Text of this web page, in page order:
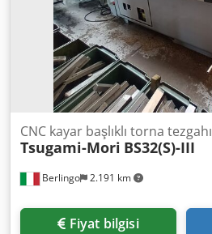
Berlingo 2.191 km
CNC kayar başlıklı torna tezgahı
Tsugami-Mori BS32(S)-III
Fiyat bilgisi